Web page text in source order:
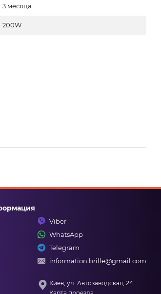
3 месяца
200W
Viber
WhatsApp
Telegram
information.brille@gmail.com
Киев, ул. Автозаводская, 24